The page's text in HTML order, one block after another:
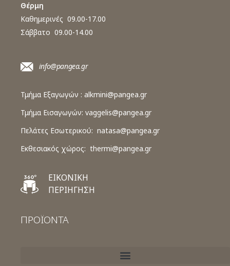
Θέρμη
Καθημερινές 09.00-17.00
Σάββατο 09.00-14.00
info@pangea.gr
Τμήμα Εξαγωγών : alkmini@pangea.gr
Τμήμα Εισαγωγών: vaggelis@pangea.gr
Πελάτες Εσωτερικού: natasa@pangea.gr
Εκθεσιακός χώρος: thermi@pangea.gr
ΕΙΚΟΝΙΚΗ
ΠΕΡΙΗΓΗΣΗ
ΠΡΟΪΟΝΤΑ